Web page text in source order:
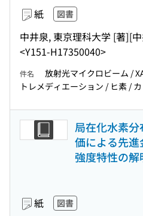
紙 図書
中井泉, 東京理科大学 [著][
<Y151-H17350040>
件名 放射光マイクロビーム /
トレメディエーション / ヒ素 /
局在化水素
価による先進
強度特性の解
紙 図書